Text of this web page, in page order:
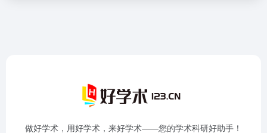
做好学术，用好学术，来好学术——您的学术科研好助手！